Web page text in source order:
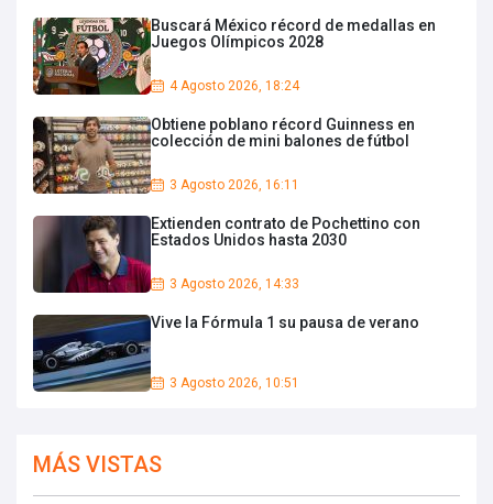
Buscará México récord de medallas en
Juegos Olímpicos 2028
4 Agosto 2026, 18:24
Obtiene poblano récord Guinness en
colección de mini balones de fútbol
3 Agosto 2026, 16:11
Extienden contrato de Pochettino con
Estados Unidos hasta 2030
3 Agosto 2026, 14:33
Vive la Fórmula 1 su pausa de verano
3 Agosto 2026, 10:51
MÁS VISTAS